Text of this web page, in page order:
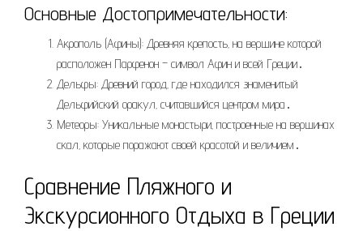
Основные Достопримечательности:
Акрополь (Афины): Древняя крепость‚ на вершине которой
расположен Парфенон – символ Афин и всей Греции․
Дельфы: Древний город‚ где находился знаменитый
Дельфийский оракул‚ считавшийся центром мира․
Метеоры: Уникальные монастыри‚ построенные на вершинах
скал‚ которые поражают своей красотой и величием․
Сравнение Пляжного и
Экскурсионного Отдыха в Греции